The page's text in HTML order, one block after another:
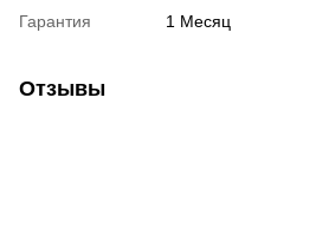
Гарантия
1 Месяц
Отзывы